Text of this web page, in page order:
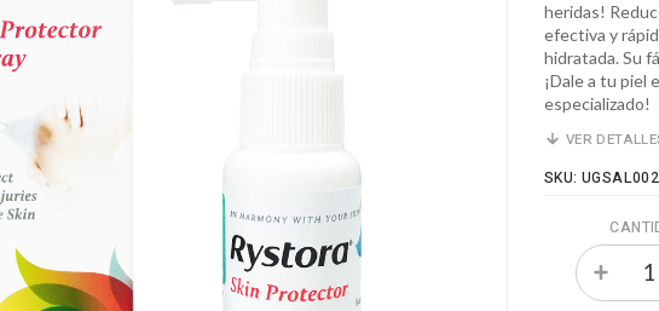
heridas!
efectiva y
hidratada. Su
¡Dale a tu piel
especializado!
VER
SKU: